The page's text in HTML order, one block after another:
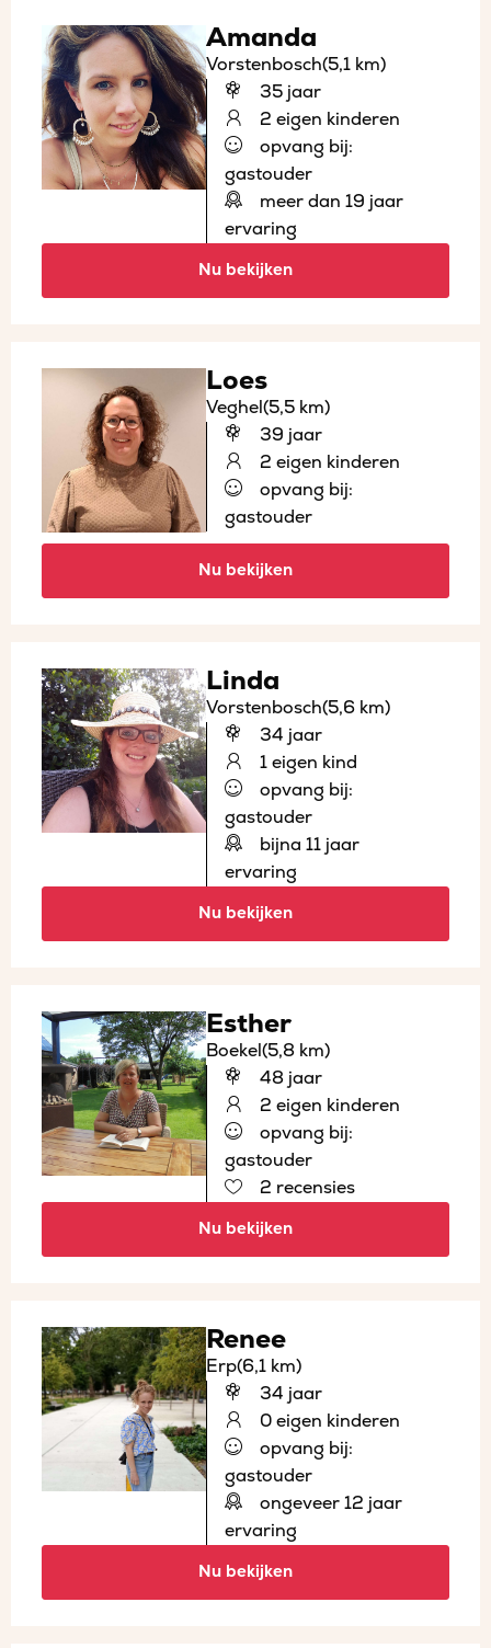
Amanda
Vorstenbosch(5,1 km)
35 jaar
2 eigen kinderen
opvang bij:
gastouder
meer dan 19 jaar
ervaring
Nu bekijken
Loes
Veghel(5,5 km)
39 jaar
2 eigen kinderen
opvang bij:
gastouder
Nu bekijken
Linda
Vorstenbosch(5,6 km)
34 jaar
1 eigen kind
opvang bij:
gastouder
bijna 11 jaar
ervaring
Nu bekijken
Esther
Boekel(5,8 km)
48 jaar
2 eigen kinderen
opvang bij:
gastouder
2 recensies
Nu bekijken
Renee
Erp(6,1 km)
34 jaar
0 eigen kinderen
opvang bij:
gastouder
ongeveer 12 jaar
ervaring
Nu bekijken